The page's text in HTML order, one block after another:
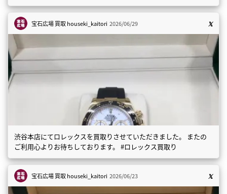
宝石広場 買取houseki_kaitori 2026/06/29
渋谷本店にてロレックスを買取りさせていただきました。 またの
ご利用心よりお待ちしております。 #ロレックス買取り
宝石広場 買取houseki_kaitori 2026/06/23